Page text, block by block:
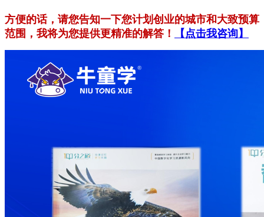
方便的话，请您告知一下您计划创业的城市和大致预算
范围，我将为您提供更精准的解答！
【点击我咨询】